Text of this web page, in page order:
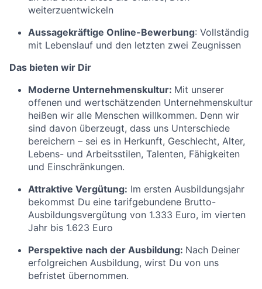
weiterzuentwickeln
Aussagekräftige Online-Bewerbung: Vollständig
mit Lebenslauf und den letzten zwei Zeugnissen
Das bieten wir Dir
Moderne Unternehmenskultur: Mit unserer
offenen und wertschätzenden Unternehmenskultur
heißen wir alle Menschen willkommen. Denn wir
sind davon überzeugt, dass uns Unterschiede
bereichern – sei es in Herkunft, Geschlecht, Alter,
Lebens- und Arbeitsstilen, Talenten, Fähigkeiten
und Einschränkungen.
Attraktive Vergütung: Im ersten Ausbildungsjahr
bekommst Du eine tarifgebundene Brutto-
Ausbildungsvergütung von 1.333 Euro, im vierten
Jahr bis 1.623 Euro
Perspektive nach der Ausbildung: Nach Deiner
erfolgreichen Ausbildung, wirst Du von uns
befristet übernommen.